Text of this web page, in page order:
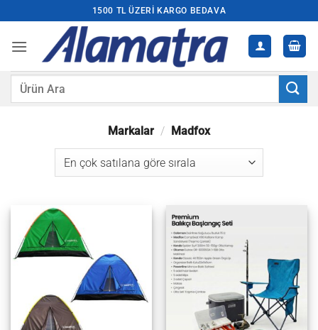
atla
1500 TL ÜZERI KARGO BEDAVA
Ara:
Markalar / Madfox